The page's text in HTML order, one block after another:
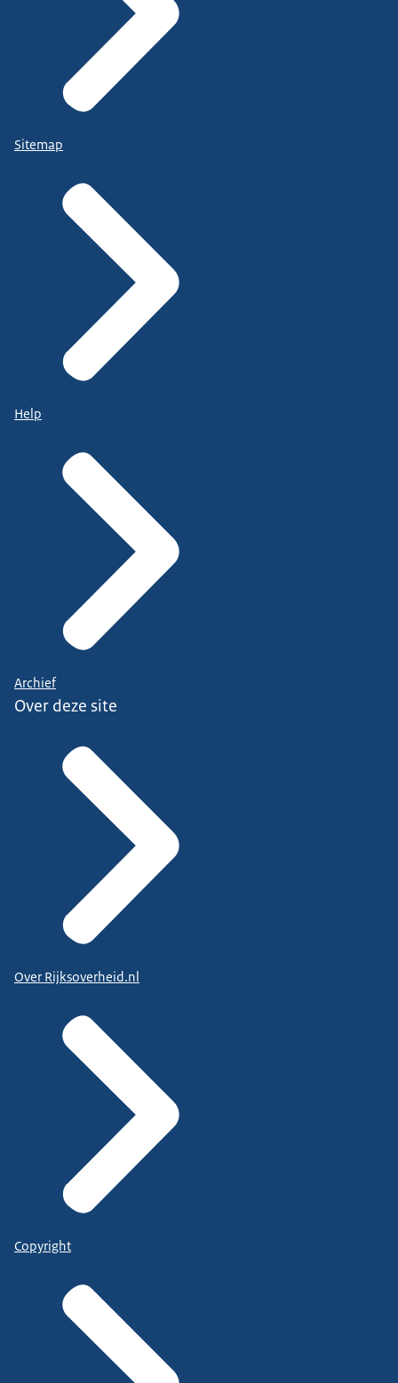
Sitemap
Help
Archief
Over deze site
Over Rijksoverheid.nl
Copyright